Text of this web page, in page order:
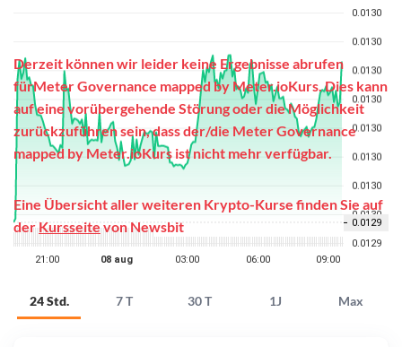
24 Std. 7 T 30 T 1J Max
Derzeit können wir leider keine Ergebnisse abrufen
fürMeter Governance mapped by Meter.ioKurs. Dies kann
auf eine vorübergehende Störung oder die Möglichkeit
zurückzuführen sein, dass der/die Meter Governance
mapped by Meter.ioKurs ist nicht mehr verfügbar.
Eine Übersicht aller weiteren Krypto-Kurse finden Sie auf
derKursseitevon Newsbit